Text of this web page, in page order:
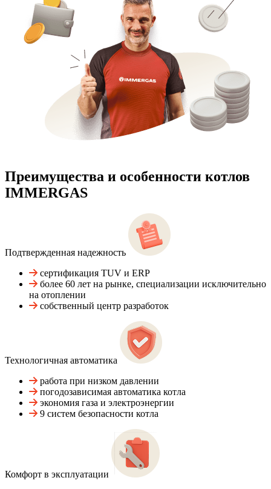
Преимущества и особенности котлов
IMMERGAS
Подтвержденная надежность
сертификация TUV и ERP
более 60 лет на рынке, специализации исключительно
на отоплении
собственный центр разработок
Технологичная автоматика
работа при низком давлении
погодозависимая автоматика котла
экономия газа и электроэнергии
9 систем безопасности котла
Комфорт в эксплуатации